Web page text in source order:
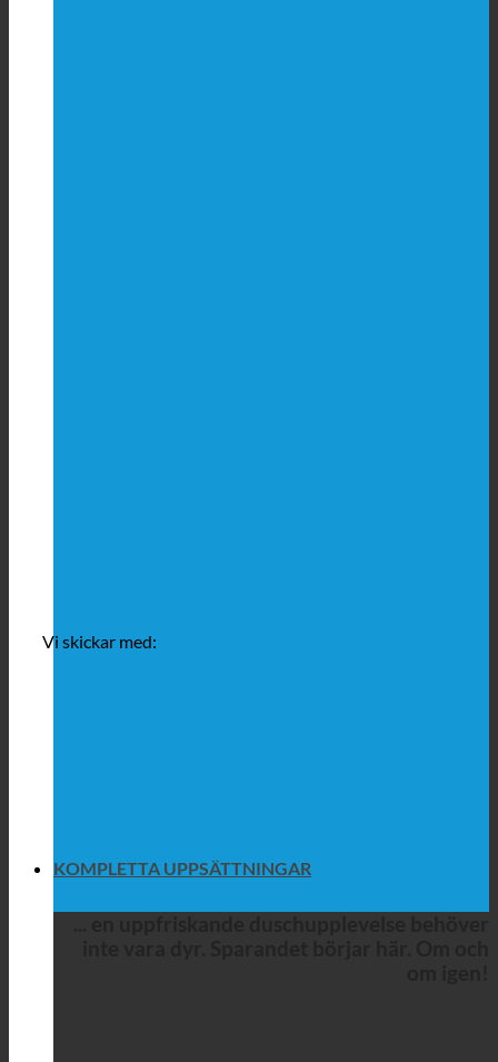
Vi skickar med:
KOMPLETTA UPPSÄTTNINGAR